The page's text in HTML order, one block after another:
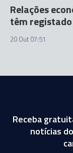
Relações
têm
20 Out 07:51
Receba
notícias